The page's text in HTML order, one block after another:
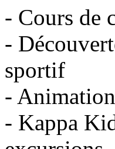
- Cours de
-
sportif
-
- Kappa